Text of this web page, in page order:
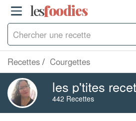
lesfoodies
Recettes Courgettes
442 Recettes